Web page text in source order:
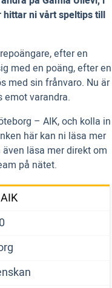
ni vårt speltips till
efter en
med en poäng, efter en
med sin frånvaro. Nu är
varandra.
– AIK, och kolla in
här kan ni läsa mer
även läsa mer direkt om
på nätet.